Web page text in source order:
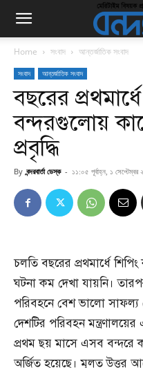
Home সংবাদ আন্তর্জাতিক সংবাদ
সংবাদ আন্তর্জাতিক সংবাদ
বছরের
বন্দরগুলোয়
প্রবৃদ্ধি
By বন্দরবার্তা ডেস্ক - ১১:০৫ পূর্বাহ্ন, ১ সেপ্টেম্বর
চলতি বছরের প্রথমার্ধে শিপিং
ঘটনা কম দেখা যায়নি।
পরিবহনে বেশ ভালো সাফল্য
দেশটির পরিবহন
প্রথম ছয় মাসে এসব বন্দরে
অর্জিত হয়েছে। মূলত উত্তর